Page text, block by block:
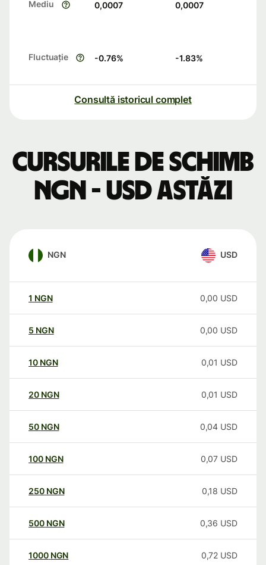
Mediu 0,0007 0,0007
Fluctuație -0.76% -1.83%
Consultă istoricul complet
Cursurile de schimb
NGN - USD astăzi
NGN USD
1 NGN 0,00 USD
5 NGN 0,00 USD
10 NGN 0,01 USD
20 NGN 0,01 USD
50 NGN 0,04 USD
100 NGN 0,07 USD
250 NGN 0,18 USD
500 NGN 0,36 USD
1000 NGN 0,72 USD